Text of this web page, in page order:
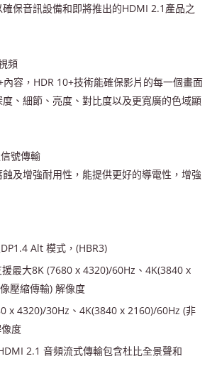
保音訊設備和即將推出的HDMI 2.1產品之
頻
容，HDR 10+技術能確保影片的每一個畫面
、細節、亮度、對比度以及更寬廣的色域顯
號傳輸
及增強耐用性，能提供更好的導電性，增強
Alt 模式，(HBR3)
最大8K (7680 x 4320)/60Hz、4K(3840 x
壓縮傳輸) 解像度
x 4320)/30Hz、4K(3840 x 2160)/60Hz (非
度
2.1 音頻流式傳輸包含杜比全景聲和